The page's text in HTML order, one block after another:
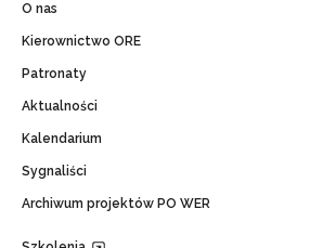
O nas
Kierownictwo ORE
Patronaty
Aktualności
Kalendarium
Sygnaliści
Archiwum projektów PO WER